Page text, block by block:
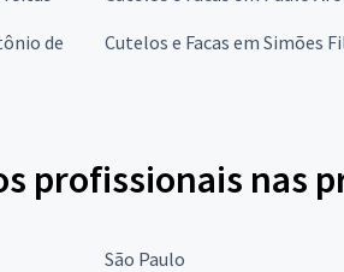
de
Cutelos e Facas em Simões
profissionais nas
São Paulo